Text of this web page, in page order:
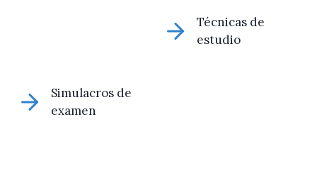
Técnicas de
estudio
Simulacros de
examen